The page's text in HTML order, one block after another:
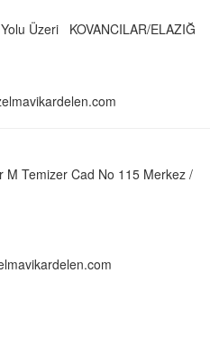
Üzeri KOVANCILAR/ELAZIĞ
Temizer Cad No 115 Merkez /